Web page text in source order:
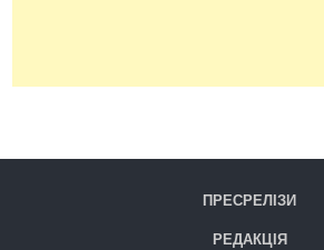
ПРЕСРЕЛІЗИ
РЕДАКЦІЯ